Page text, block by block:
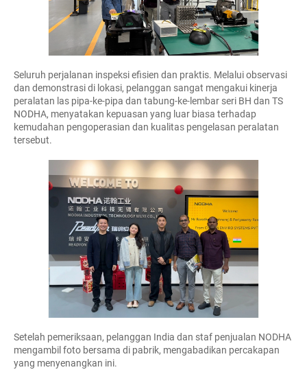
Seluruh perjalanan inspeksi efisien dan praktis. Melalui observasi
dan demonstrasi di lokasi, pelanggan sangat mengakui kinerja
peralatan las pipa-ke-pipa dan tabung-ke-lembar seri BH dan TS
NODHA, menyatakan kepuasan yang luar biasa terhadap
kemudahan pengoperasian dan kualitas pengelasan peralatan
tersebut.
Setelah pemeriksaan, pelanggan India dan staf penjualan NODHA
mengambil foto bersama di pabrik, mengabadikan percakapan
yang menyenangkan ini.